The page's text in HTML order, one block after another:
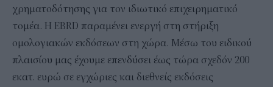
χρηματοδότησης για τον ιδιωτικό επιχειρηματικό
τομέα. Η EBRD παραμένει ενεργή στη στήριξη
ομολογιακών εκδόσεων στη χώρα. Μέσω του ειδικού
πλαισίου μας έχουμε επενδύσει έως τώρα σχεδόν 200
εκατ. ευρώ σε εγχώριες και διεθνείς εκδόσεις